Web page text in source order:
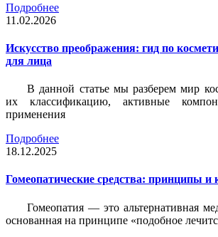
Подробнее
11.02.2026
Искусство преображения: гид по
для лица
В данной статье мы разберем мир
их классификацию, активные
применения
Подробнее
18.12.2025
Гомеопатические средства: принципы и
Гомеопатия — это альтернативная
основанная на принципе «подобное